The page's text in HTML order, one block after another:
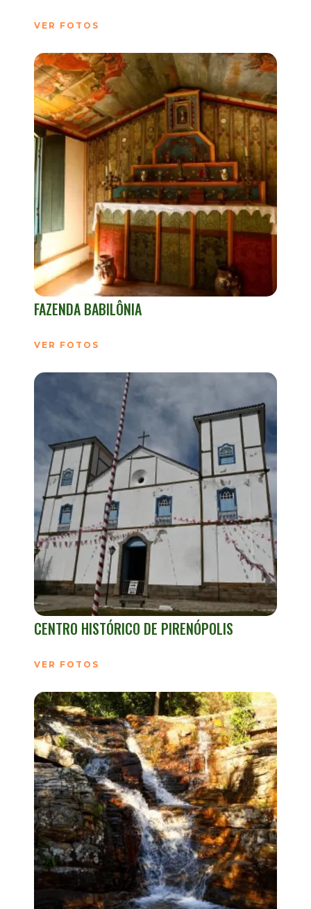
VER FOTOS
FAZENDA BABILÔNIA
VER FOTOS
CENTRO HISTÓRICO DE PIRENÓPOLIS
VER FOTOS